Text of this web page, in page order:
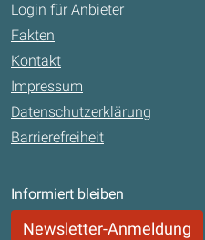
Login für Anbieter
Fakten
Kontakt
Impressum
Datenschutzerklärung
Barrierefreiheit
Informiert bleiben
Newsletter-Anmeldung